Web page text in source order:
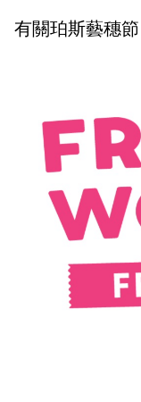
有關珀斯藝穗節 |